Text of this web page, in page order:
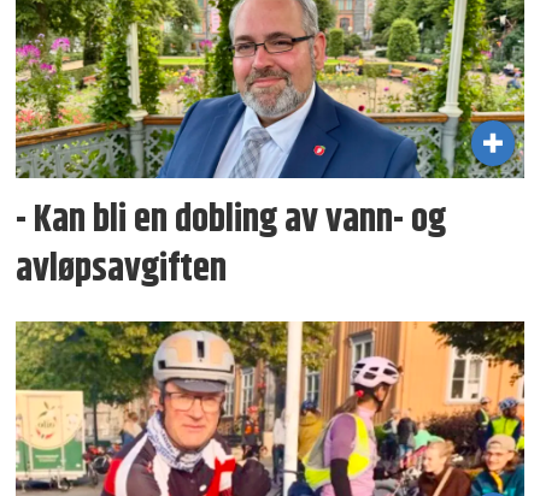
- Kan bli en dobling av vann- og
avløpsavgiften